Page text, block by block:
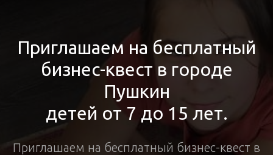
Приглашаем на бесплатный
бизнес-квест в городе
Пушкин
детей от 7 до 15 лет.
Приглашаем на бесплатный бизнес-квест в